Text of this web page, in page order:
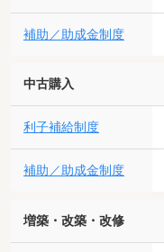
補助／助成金制度
中古購入
利子補給制度
補助／助成金制度
増築・改築・改修